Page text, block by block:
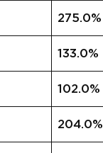
275.0%
133.0%
102.0%
204.0%